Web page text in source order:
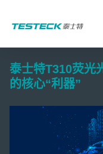
泰士特T310荧光
的核心“利器”